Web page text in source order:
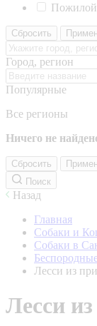
Пожилой
Сбросить
Город, регион
Популярные
Все регионы
Ничего не
Сбросить
Поиск
Назад
Главная
Собаки и
Собаки в
Лесси из
Лесси